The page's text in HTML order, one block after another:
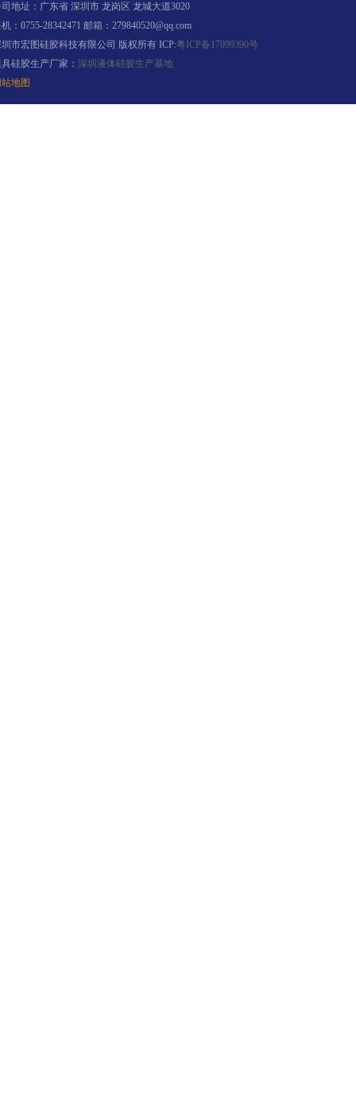
电子灌封胶
地址：广东省 深圳市 龙岗区 龙城大道3020
：0755-28342471 邮箱：279840520@qq.com
市宏图硅胶科技有限公司 版权所有 ICP:粤ICP备17099390号
硅胶生产厂家： 深圳液体硅胶生产基地
地图